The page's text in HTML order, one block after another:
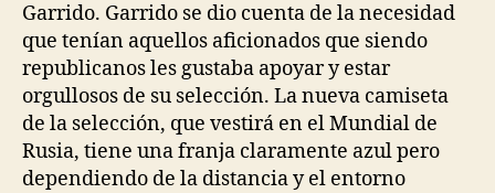
Garrido. Garrido se dio cuenta de la necesidad
que tenían aquellos aficionados que siendo
republicanos les gustaba apoyar y estar
orgullosos de su selección. La nueva camiseta
de la selección, que vestirá en el Mundial de
Rusia, tiene una franja claramente azul pero
dependiendo de la distancia y el entorno